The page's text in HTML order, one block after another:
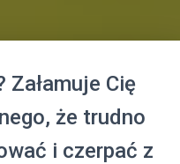
Cię
że trudno
i czerpać z